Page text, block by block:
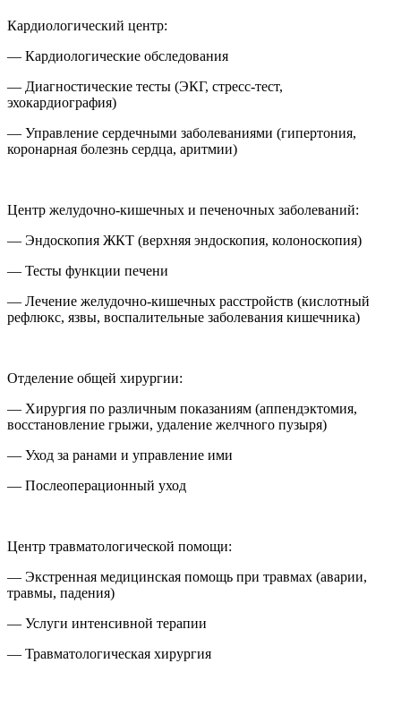
Кардиологический центр:
— Кардиологические обследования
— Диагностические тесты (ЭКГ, стресс-тест,
эхокардиография)
— Управление сердечными заболеваниями (гипертония,
коронарная болезнь сердца, аритмии)
Центр желудочно-кишечных и печеночных заболеваний:
— Эндоскопия ЖКТ (верхняя эндоскопия, колоноскопия)
— Тесты функции печени
— Лечение желудочно-кишечных расстройств (кислотный
рефлюкс, язвы, воспалительные заболевания кишечника)
Отделение общей хирургии:
— Хирургия по различным показаниям (аппендэктомия,
восстановление грыжи, удаление желчного пузыря)
— Уход за ранами и управление ими
— Послеоперационный уход
Центр травматологической помощи:
— Экстренная медицинская помощь при травмах (аварии,
травмы, падения)
— Услуги интенсивной терапии
— Травматологическая хирургия